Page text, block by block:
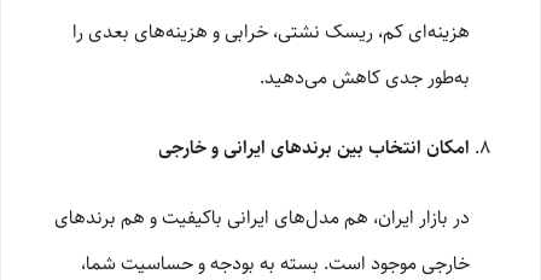
هزینه‌ای کم، ریسک نشتی، خرابی و هزینه‌های بعدی را
به‌طور جدی کاهش می‌دهید.
امکان انتخاب بین برندهای ایرانی و خارجی
در بازار ایران، هم مدل‌های ایرانی باکیفیت و هم برندهای
خارجی موجود است. بسته به بودجه و حساسیت شما،